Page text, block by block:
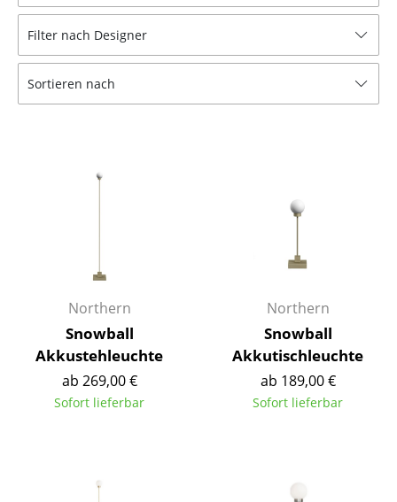
Bänke & Liegen
Sitzsäcke
Konferenzstühle
Bürosessel
Einzelteile
... alle Sitzmöbel
Beistelltische
Filter nach Designer
Sortieren nach
Northern
Snowball
Akkustehleuchte
ab 269,00 €
Sofort lieferbar
Northern
Snowball
Akkutischleuchte
ab 189,00 €
Sofort lieferbar